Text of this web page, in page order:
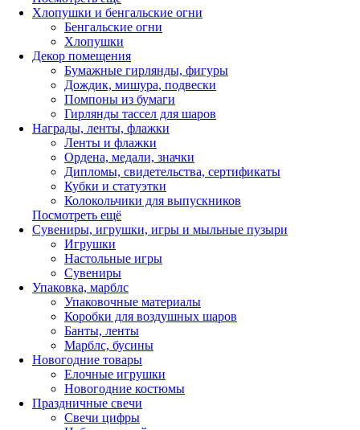
Хлопушки и бенгальские огни
Бенгальские огни
Хлопушки
Декор помещения
Бумажные гирлянды, фигуры
Дождик, мишура, подвески
Помпоны из бумаги
Гирлянды тассел для шаров
Награды, ленты, флажки
Ленты и флажки
Ордена, медали, значки
Дипломы, свидетельства, сертификаты
Кубки и статуэтки
Колокольчики для выпускников
Посмотреть ещё
Сувениры, игрушки, игры и мыльные пузыри
Игрушки
Настольные игры
Сувениры
Упаковка, марблс
Упаковочные материалы
Коробки для воздушных шаров
Банты, ленты
Марблс, бусины
Новогодние товары
Елочные игрушки
Новогодние костюмы
Праздничные свечи
Свечи цифры